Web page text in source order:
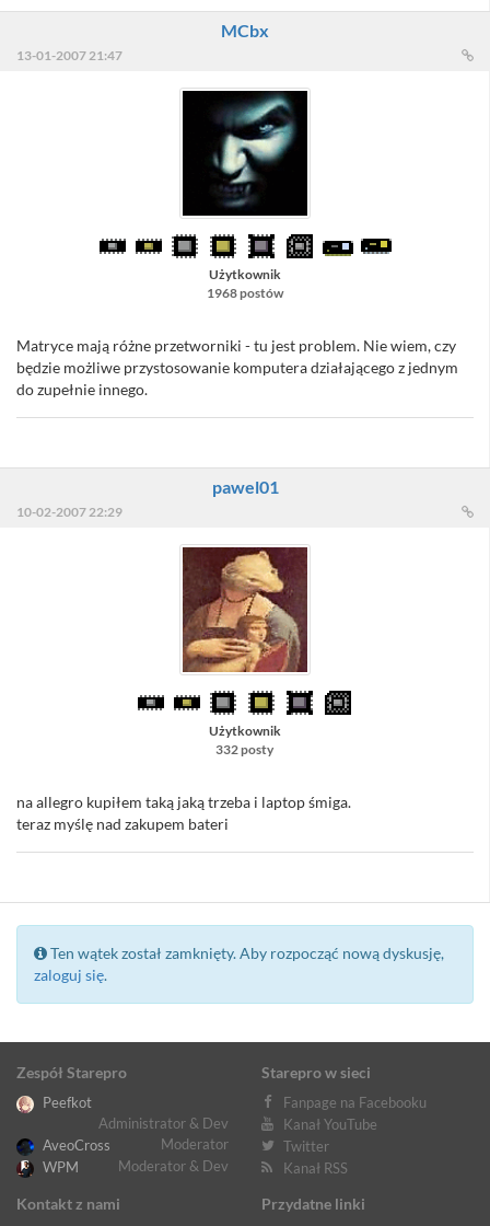
MCbx
13-01-2007 21:47
Użytkownik
1968 postów
Matryce mają różne przetworniki - tu jest problem. Nie wiem, czy
będzie możliwe przystosowanie komputera działającego z jednym
do zupełnie innego.
pawel01
10-02-2007 22:29
Użytkownik
332 posty
na allegro kupiłem taką jaką trzeba i laptop śmiga.
teraz myślę nad zakupem bateri
Ten wątek został zamknięty. Aby rozpocząć nową dyskusję,
zaloguj się.
Zespół Starepro
Peefkot
Administrator & Dev
AveoCross
Moderator
WPM
Moderator & Dev
Starepro w sieci
Fanpage na Facebooku
Kanał YouTube
Twitter
Kanał RSS
Kontakt z nami Przydatne linki